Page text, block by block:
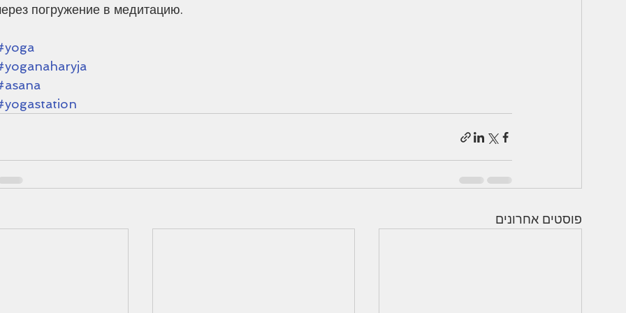
погружение в медитацию.
פוסטים אחרונים